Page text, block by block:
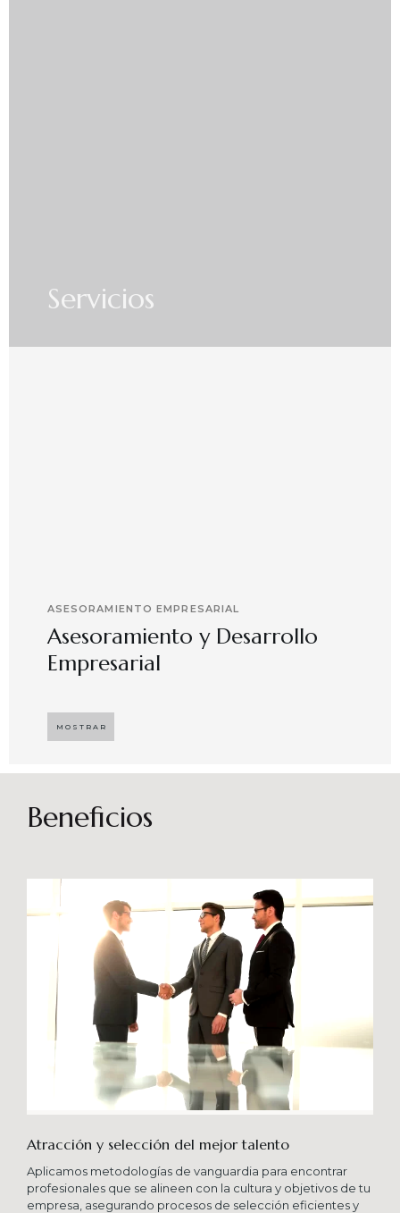
Servicios
ASESORAMIENTO EMPRESARIAL
Asesoramiento y Desarrollo
Empresarial
desarrollar el compromiso y motivación en el
capital humano en ambientes de trabajo más
sostenibles en el tiempo. Brindando soporte
especializado en proyectos integrales que
potencien su crecimiento en los niveles
esperados combinando una serie de buenas
prácticas y diversas metodologías.
MOSTRAR
Beneficios
Atracción y selección del mejor talento
Aplicamos metodologías de vanguardia para encontrar
profesionales que se alineen con la cultura y objetivos de tu
empresa, asegurando procesos de selección eficientes y